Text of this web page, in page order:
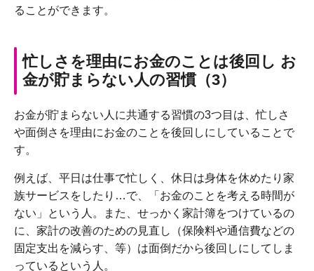
ることができます。
忙しさを理由にお金のことは後回し お
金が貯まらない人の習慣（3）
お金が貯まらない人に共通する習慣の3つ目は、忙しさ
や面倒さを理由にお金のことを後回しにしていることで
す。
例えば、平日は仕事で忙しく、休日は身体を休めたり家
族サービスをしたり…で、「お金のことを考える時間が
ない」という人。また、せっかく家計簿をつけているの
に、家計の改善のための見直し（保険料や通信費などの
固定支出を減らす、等）は面倒だから後回しにしてしま
っているという人。